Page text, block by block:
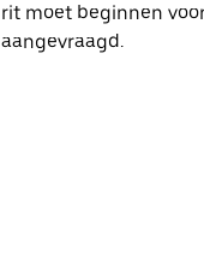
rit moet beginnen
aangevraagd.